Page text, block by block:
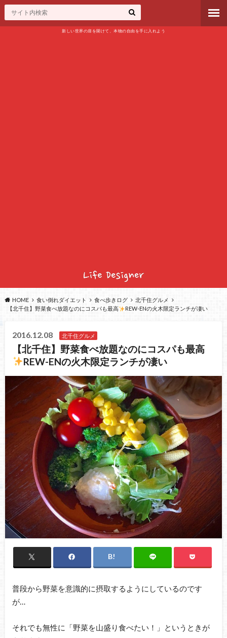
新しい世界の扉を開けて、本物の自由を手に入れよう
HOME 食い倒れダイエット 食べ歩きログ
北千住グルメ
【北千住】野菜食べ放題なのにコスパも最高
REW-ENの火木限定ランチが凄い
2016.12.08 北千住グルメ
【北千住】野菜食べ放題なのにコスパも最高
REW-ENの火木限定ランチが凄い
普段から野菜を意識的に摂取するようにしているのです
が…
それでも無性に「野菜を山盛り食べたい！」というときが